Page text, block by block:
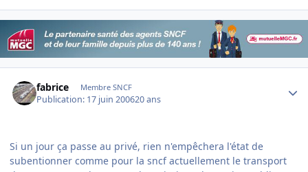
fabrice Membre SNCF
Publication: 17 juin 200620 ans
Si un jour ça passe au privé, rien n'empêchera l'état de
subentionner comme pour la sncf actuellement le transport